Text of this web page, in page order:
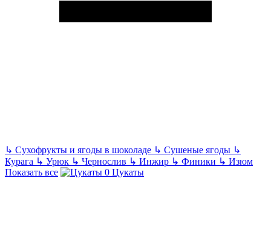
↳ Сухофрукты и ягоды в шоколаде ↳ Сушеные ягоды ↳
Курага ↳ Урюк ↳ Чернослив ↳ Инжир ↳ Финики ↳ Изюм
Показать все
Цукаты